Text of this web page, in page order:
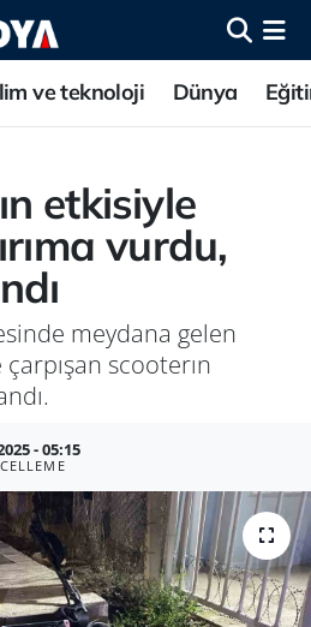
ve teknoloji Dünya
etkisiyle
vurdu,
meydana gelen
scooterın
- 05:15